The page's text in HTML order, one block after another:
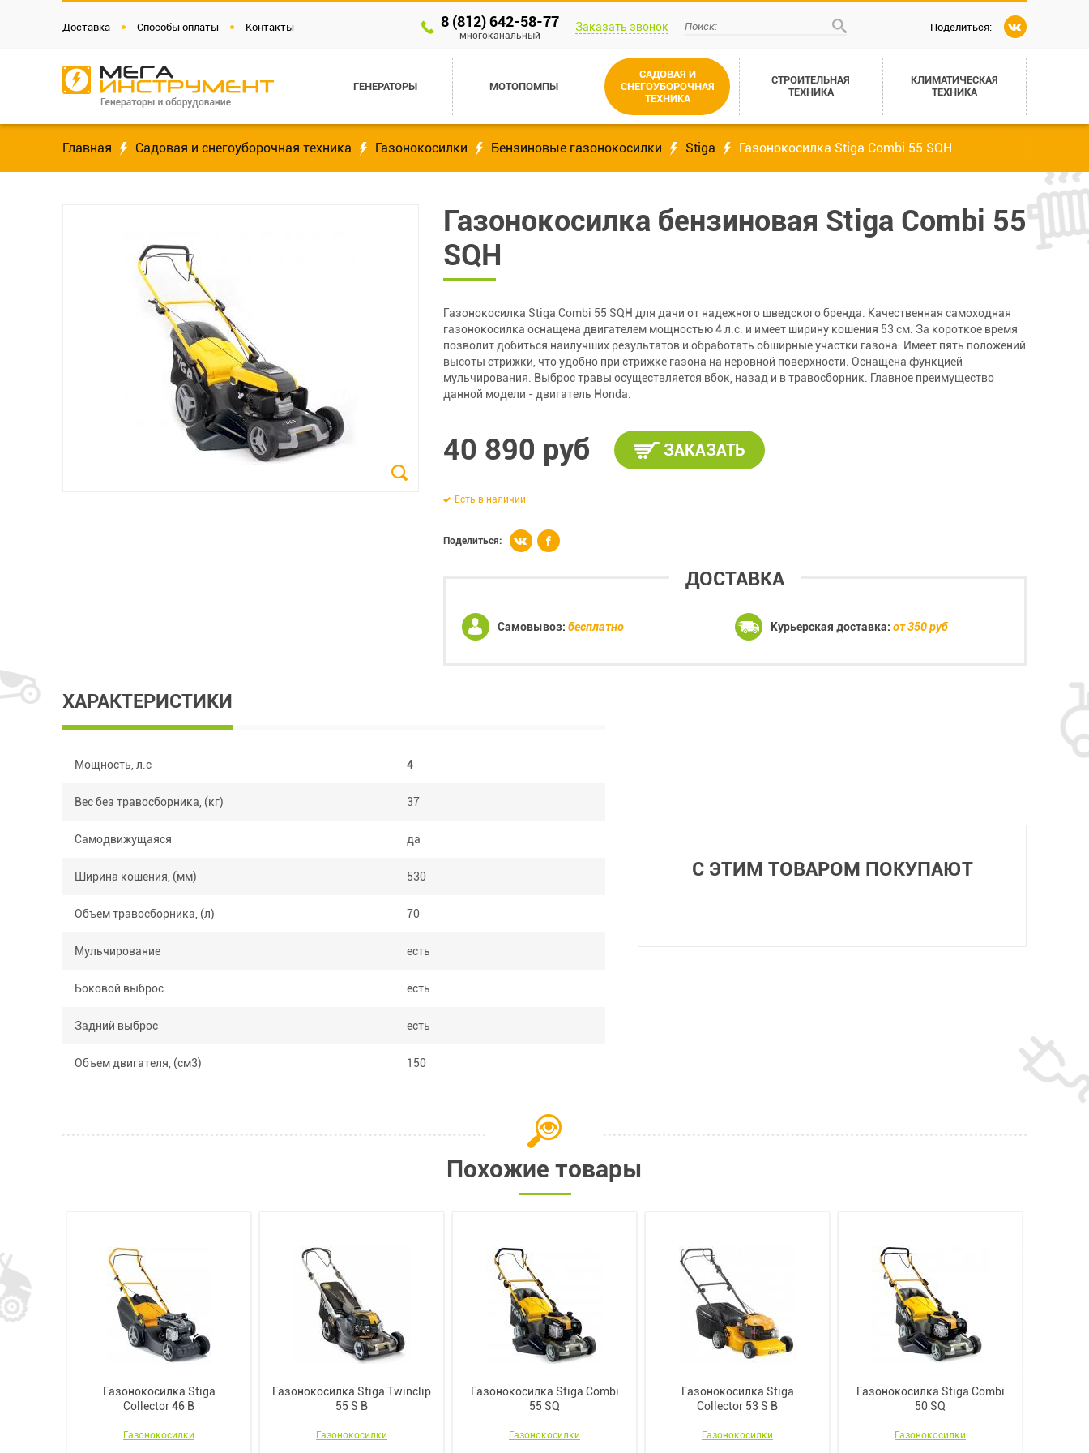
Доставка Способы оплаты Контакты 8 (812) 642-58-77
многоканальный
Заказать звонок Поделиться:
ГЕНЕРАТОРЫ МОТОПОМПЫ
САДОВАЯ И
СНЕГОУБОРОЧНАЯ
ТЕХНИКА
СТРОИТЕЛЬНАЯ
ТЕХНИКА
КЛИМАТИЧЕСКАЯ
ТЕХНИКА
Главная Садовая и снегоуборочная техника Газонокосилки Бензиновые газонокосилки Stiga Газонокосилка Stiga Combi 55 SQH
Газонокосилка бензиновая Stiga Combi 55
SQH
Газонокосилка Stiga Combi 55 SQH для дачи от надежного шведского бренда. Качественная самоходная
газонокосилка оснащена двигателем мощностью 4 л.с. и имеет ширину кошения 53 см. За короткое время
позволит добиться наилучших результатов и обработать обширные участки газона. Имеет пять положений
высоты стрижки, что удобно при стрижке газона на неровной поверхности. Оснащена функцией
мульчирования. Выброс травы осуществляется вбок, назад и в травосборник. Главное преимущество
данной модели - двигатель Honda.
40 890 руб ЗАКАЗАТЬ
Есть в наличии
Поделиться:
ДОСТАВКА
Самовывоз: бесплатно Курьерская доставка: от 350 руб
ХАРАКТЕРИСТИКИ
Мощность, л.с 4
Вес без травосборника, (кг) 37
Самодвижущаяся да
Ширина кошения, (мм) 530
Объем травосборника, (л) 70
Мульчирование есть
Боковой выброс есть
Задний выброс есть
Объем двигателя, (см3) 150
С ЭТИМ ТОВАРОМ ПОКУПАЮТ
Похожие товары
Газонокосилка Stiga
Collector 46 B
Газонокосилки
Газонокосилка Stiga Twinclip
55 S B
Газонокосилки
Газонокосилка Stiga Combi
55 SQ
Газонокосилки
Газонокосилка Stiga
Collector 53 S B
Газонокосилки
Газонокосилка Stiga Combi
50 SQ
Газонокосилки